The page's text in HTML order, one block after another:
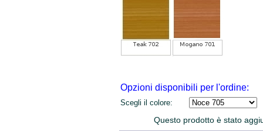
Opzioni disponibili per l'ordine:
Scegli il colore:
Questo prodotto è stato